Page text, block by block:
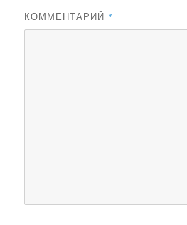
КОММЕНТАРИЙ *